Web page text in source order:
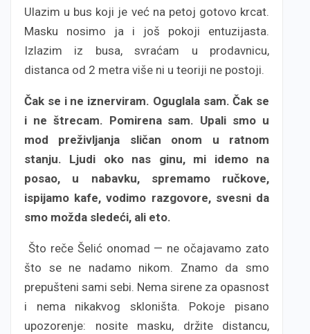
Ulazim u bus koji je već na petoj gotovo krcat.
Masku nosimo ja i još pokoji entuzijasta.
Izlazim iz busa, svraćam u prodavnicu,
distanca od 2 metra više ni u teoriji ne postoji.
Čak se i ne iznerviram. Oguglala sam. Čak se
i ne štrecam. Pomirena sam. Upali smo u
mod preživljanja sličan onom u ratnom
stanju. Ljudi oko nas ginu, mi idemo na
posao, u nabavku, spremamo ručkove,
ispijamo kafe, vodimo razgovore, svesni da
smo možda sledeći, ali eto.
Što reče Šelić onomad — ne očajavamo zato
što se ne nadamo nikom. Znamo da smo
prepušteni sami sebi. Nema sirene za opasnost
i nema nikakvog skloništa. Pokoje pisano
upozorenje: nosite masku, držite distancu,